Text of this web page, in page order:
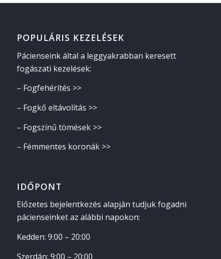
POPULÁRIS KEZELÉSEK
Pácienseink által a leggyakrabban keresett
fogászati kezelések:
– Fogfehérítés >>
– Fogkő eltávolítás >>
– Fogszínű tömések >>
– Fémmentes koronák >>
IDŐPONT
Előzetes bejelentkezés alapján tudjuk fogadni
pácienseinket az alábbi napokon:
Kedden: 9:00 – 20:00
Szerdán: 9:00 – 20:00